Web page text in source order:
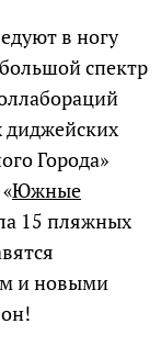
в ногу
спектр
диджейских
Города»
Южные
15 пляжных
и новыми